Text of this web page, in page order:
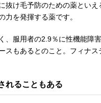
抜け毛予防のための薬とい
力を発揮する薬です。
、服用者の2.9％に性機能障
スもあるとのこと。フィナ
れることもある